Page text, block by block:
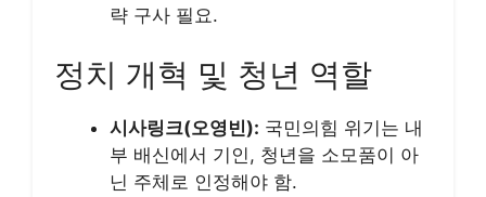
략 구사 필요.
정치 개혁 및 청년 역할
시사링크(오영빈): 국민의힘 위기는 내
부 배신에서 기인, 청년을 소모품이 아
닌 주체로 인정해야 함.